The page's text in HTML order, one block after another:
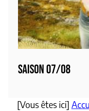
SAISON 07/08
[Vous êtes ici]